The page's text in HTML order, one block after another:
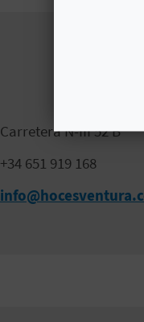
Carretera N-III 52 B
+34 651 919 168